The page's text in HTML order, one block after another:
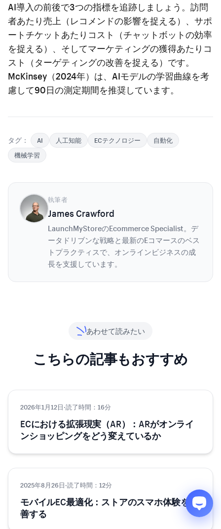
AI導入の前後で3つの指標を追跡しましょう。訪問
者あたり売上（レコメンドの影響を捉える）、サポ
ートチケットあたりコスト（チャットボットの効率
を捉える）、そしてマーケティングの獲得あたりコ
スト（ターゲティングの改善を捉える）です。
McKinsey（2024年）は、AIモデルの学習曲線を考
慮して90日の測定期間を推奨しています。
タグ： AI 人工知能 ECテクノロジー
自動化
機械学習
執筆者
James Crawford
LaunchMyStoreのEcommerce Specialist。デ
ータドリブンな戦略と最新のEコマースのベス
トプラクティスで、オンラインビジネスの成
長を支援しています。
あわせて読みたい
こちらの記事もおすすめ
テクノロジー
2026年1月12日·読了時間：16分
ECにおける拡張現実（AR）：ARがオンライ
ンショッピングをどう変えているか
テクノロジー
2025年8月26日·読了時間：12分
モバイルEC最適化：ストアのスマホ体験を改
善する